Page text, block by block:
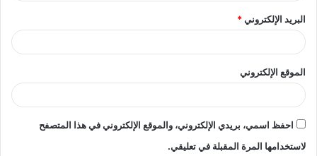
البريد الإلكتروني*
الموقع الإلكتروني
احفظ اسمي، بريدي الإلكتروني، والموقع الإلكتروني في هذا المتصفح
لاستخدامها المرة المقبلة في تعليقي.